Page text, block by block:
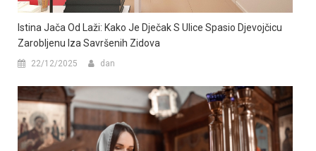
Istina Jača Od Laži: Kako Je Dječak S Ulice Spasio Djevojčicu
Zarobljenu Iza Savršenih Zidova
22/12/2025 dan